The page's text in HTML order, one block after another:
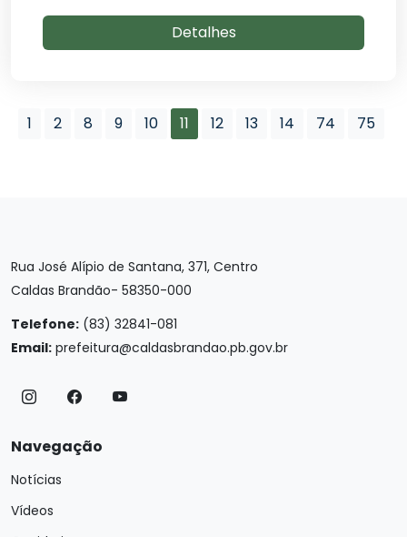
Detalhes
1 2 8 9 10 11 12 13 14 74 75
Rua José Alípio de Santana, 371, Centro
Caldas Brandão- 58350-000
Telefone: (83) 32841-081
Email: prefeitura@caldasbrandao.pb.gov.br
Navegação
Notícias
Vídeos